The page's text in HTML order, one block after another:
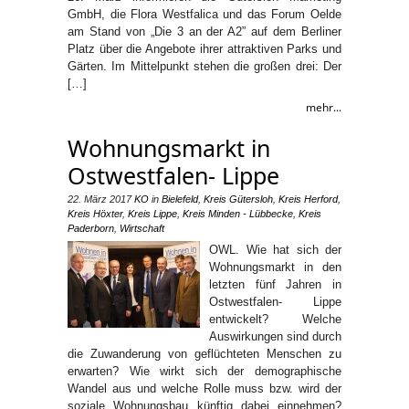
GmbH, die Flora Westfalica und das Forum Oelde
am Stand von „Die 3 an der A2” auf dem Berliner
Platz über die Angebote ihrer attraktiven Parks und
Gärten. Im Mittelpunkt stehen die großen drei: Der
[…]
mehr...
Wohnungsmarkt in
Ostwestfalen- Lippe
22. März 2017 KO in Bielefeld, Kreis Gütersloh Kreis Herford,
Kreis Höxter, Kreis Lippe Kreis Minden - Lübbecke Kreis
Paderborn Wirtschaft
OWL. Wie hat sich der
Wohnungsmarkt in den
letzten fünf Jahren in
Ostwestfalen- Lippe
entwickelt? Welche
Auswirkungen sind durch
die Zuwanderung von geflüchteten Menschen zu
erwarten? Wie wirkt sich der demographische
Wandel aus und welche Rolle muss bzw. wird der
soziale Wohnungsbau künftig dabei einnehmen?